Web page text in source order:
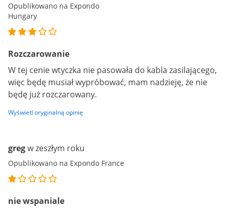
Opublikowano na Expondo
Hungary
Rozczarowanie
W tej cenie wtyczka nie pasowała do kabla zasilającego,
więc będę musiał wypróbować, mam nadzieję, że nie
będę już rozczarowany.
Wyświetl oryginalną opinię
gregw zeszłym roku
Opublikowano na Expondo France
nie wspaniale